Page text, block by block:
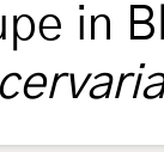
in